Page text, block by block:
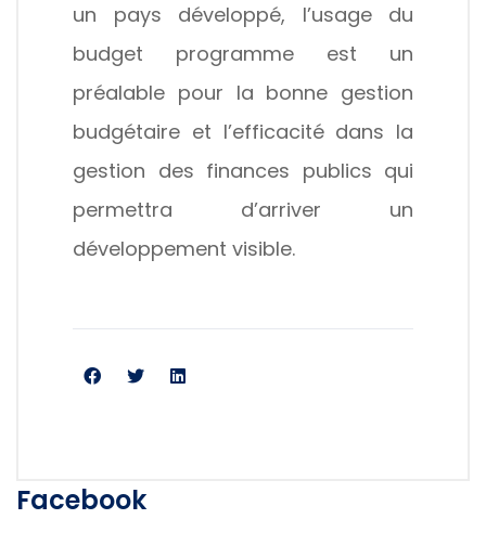
un pays développé, l’usage du
budget programme est un
préalable pour la bonne gestion
budgétaire et l’efficacité dans la
gestion des finances publics qui
permettra d’arriver un
développement visible.
Facebook